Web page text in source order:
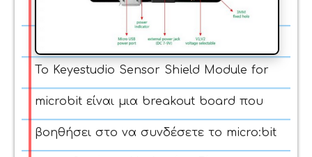
Το Keyestudio Sensor Shield Module for
microbit είναι μια breakout board που
βοηθήσει στο να συνδέσετε το micro:bit